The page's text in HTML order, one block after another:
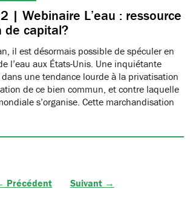
| Webinaire L’eau : ressource
de capital?
il est désormais possible de spéculer en
l’eau aux États-Unis. Une inquiétante
une tendance lourde à la privatisation
de ce bien commun, et contre laquelle
s’organise. Cette marchandisation
Précédent Suivant →